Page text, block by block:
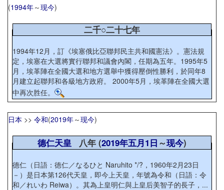
(1994年～现今)
二千○二十七年
1994年12月，訂《埃塞俄比亞聯邦民主共和國憲法》。憲法規
定，埃塞在大選將實行聯邦和議會內閣，任期為五年。1995年5
月，埃革陣在全國大選和地方選舉中獲得壓倒性勝利，於同年8
月建立起聯邦和各級地方政府。 2000年5月，埃革陣在全國大選
中再次胜任。
日本 >> 令和(2019年～现今)
德仁天皇八年 (2019年五月1日 ～现今)
德仁（日語：徳仁／なるひと Naruhito */?，1960年2月23日
－）是日本第126代天皇，即今上天皇，年號為令和（日語：令
和／れいわ Reiwa）。其為上皇明仁與上皇后美智子的長子，...